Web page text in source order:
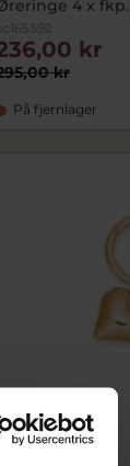
4 x fkp.
sc165392
kr
kr
På fjernlager